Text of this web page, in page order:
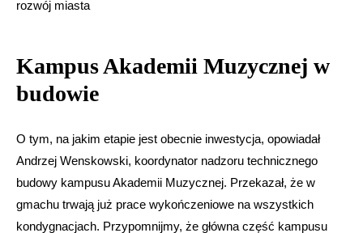
rozwój miasta
Kampus Akademii Muzycznej w
budowie
O tym, na jakim etapie jest obecnie inwestycja, opowiadał
Andrzej Wenskowski, koordynator nadzoru technicznego
budowy kampusu Akademii Muzycznej. Przekazał, że w
gmachu trwają już prace wykończeniowe na wszystkich
kondygnacjach. Przypomnijmy, że główna część kampusu